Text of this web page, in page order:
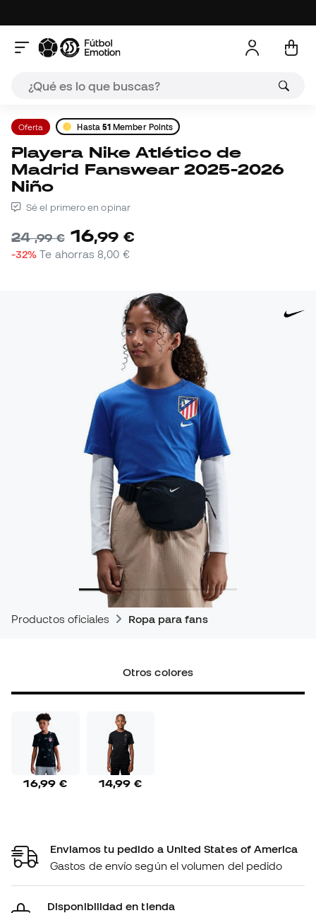
Oferta Hasta 51 Member Points
Playera Nike Atlético de
Madrid Fanswear 2025-2026
Niño
Sé el primero en opinar
24,99 € 16,99 €
-32% Te ahorras8,00 €
Productos oficiales Ropa para fans
Otros colores
16,99 € 14,99 €
Enviamos tu pedido a United States of America
Gastos de envío según el volumen del pedido
Disponibilidad en tienda